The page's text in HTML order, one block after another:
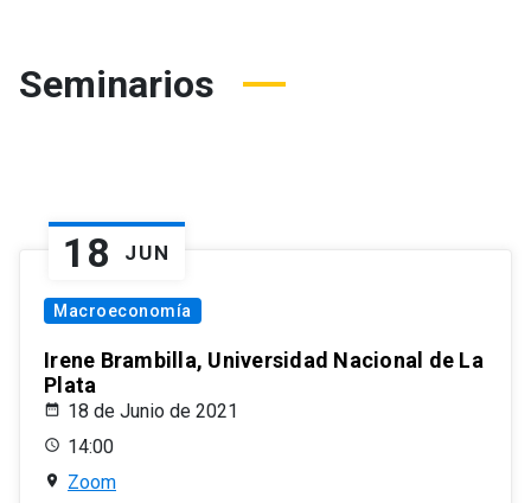
Seminarios
18 JUN
Macroeconomía
Irene Brambilla, Universidad Nacional de La
Plata
18 de Junio de 2021
14:00
Zoom